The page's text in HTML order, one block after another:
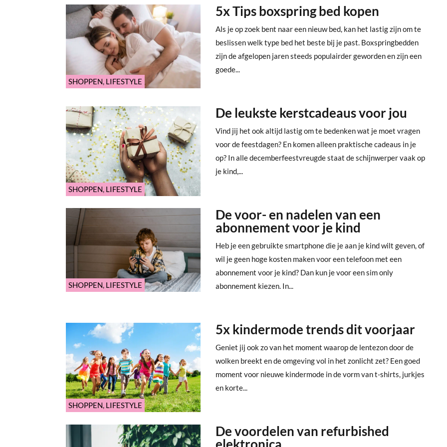
SHOPPEN, LIFESTYLE
5x Tips boxspring bed kopen
Als je op zoek bent naar een nieuw bed, kan het lastig zijn om te
beslissen welk type bed het beste bij je past. Boxspringbedden
zijn de afgelopen jaren steeds populairder geworden en zijn een
goede...
SHOPPEN, LIFESTYLE
De leukste kerstcadeaus voor jou
Vind jij het ook altijd lastig om te bedenken wat je moet vragen
voor de feestdagen? En komen alleen praktische cadeaus in je
op? In alle decemberfeestvreugde staat de schijnwerper vaak op
je kind,...
SHOPPEN, LIFESTYLE
De voor- en nadelen van een
abonnement voor je kind
Heb je een gebruikte smartphone die je aan je kind wilt geven, of
wil je geen hoge kosten maken voor een telefoon met een
abonnement voor je kind? Dan kun je voor een sim only
abonnement kiezen. In...
SHOPPEN, LIFESTYLE
5x kindermode trends dit voorjaar
Geniet jij ook zo van het moment waarop de lentezon door de
wolken breekt en de omgeving vol in het zonlicht zet? Een goed
moment voor nieuwe kindermode in de vorm van t-shirts, jurkjes
en korte...
De voordelen van refurbished
elektronica